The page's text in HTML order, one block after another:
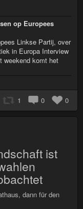
op Europees
Linkse Partij, over
in Europa Interview
weekend komt het
1 0 0
ist
dann für den